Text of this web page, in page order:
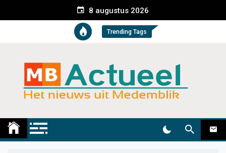
e
t
8 augustus 2026
Trending Tags
Medemblik Actueel